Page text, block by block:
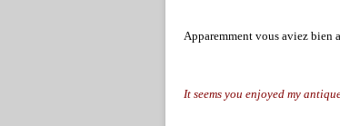
Apparemment vous aviez bien
It seems you enjoyed my